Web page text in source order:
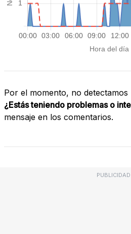
Por el momento, no
¿Estás teniendo problemas o
mensaje en los comentarios.
PUBLICIDAD